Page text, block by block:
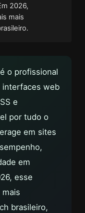
2026,
mais
o profissional
interfaces web
e
por tudo o
em sites
em
esse
brasileiro,